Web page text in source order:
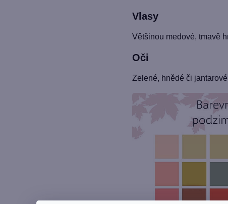
Vlasy
Většinou medové, tmavě
Oči
Zelené, hnědé či